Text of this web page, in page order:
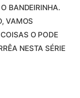
BANDEIRINHA.
VAMOS
O PODE
NESTA SÉRIE